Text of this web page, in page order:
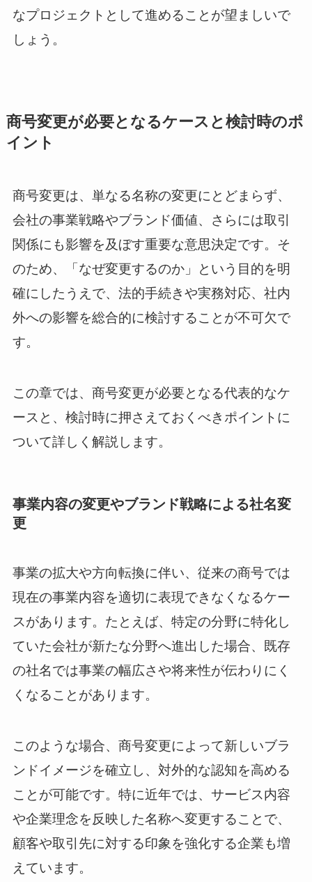
なプロジェクトとして進めることが望ましいで
しょう。
商号変更が必要となるケースと検討時のポ
イント
商号変更は、単なる名称の変更にとどまらず、
会社の事業戦略やブランド価値、さらには取引
関係にも影響を及ぼす重要な意思決定です。そ
のため、「なぜ変更するのか」という目的を明
確にしたうえで、法的手続きや実務対応、社内
外への影響を総合的に検討することが不可欠で
す。
この章では、商号変更が必要となる代表的なケ
ースと、検討時に押さえておくべきポイントに
ついて詳しく解説します。
事業内容の変更やブランド戦略による社名変
更
事業の拡大や方向転換に伴い、従来の商号では
現在の事業内容を適切に表現できなくなるケー
スがあります。たとえば、特定の分野に特化し
ていた会社が新たな分野へ進出した場合、既存
の社名では事業の幅広さや将来性が伝わりにく
くなることがあります。
このような場合、商号変更によって新しいブラ
ンドイメージを確立し、対外的な認知を高める
ことが可能です。特に近年では、サービス内容
や企業理念を反映した名称へ変更することで、
顧客や取引先に対する印象を強化する企業も増
えています。